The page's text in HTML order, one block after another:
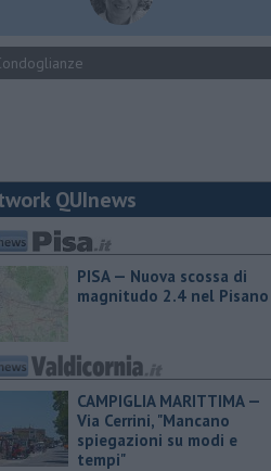
QUInews
PISA — Nuova scossa di
magnitudo 2.4 nel Pisano
CAMPIGLIA MARITTIMA —
Via Cerrini, "Mancano
spiegazioni su modi e
tempi"